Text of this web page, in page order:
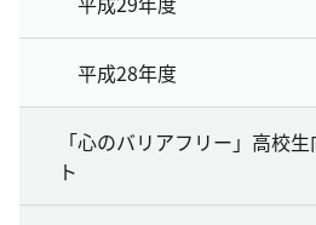
平成28年度
「心のバリアフリー」高校
ト